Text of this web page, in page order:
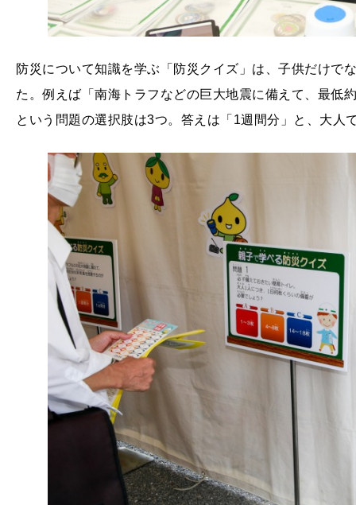
防災について知識を学ぶ「防災クイズ」は、子供だけで
た。例えば「南海トラフなどの巨大地震に備えて、最低
という問題の選択肢は3つ。答えは「1週間分」と、大人